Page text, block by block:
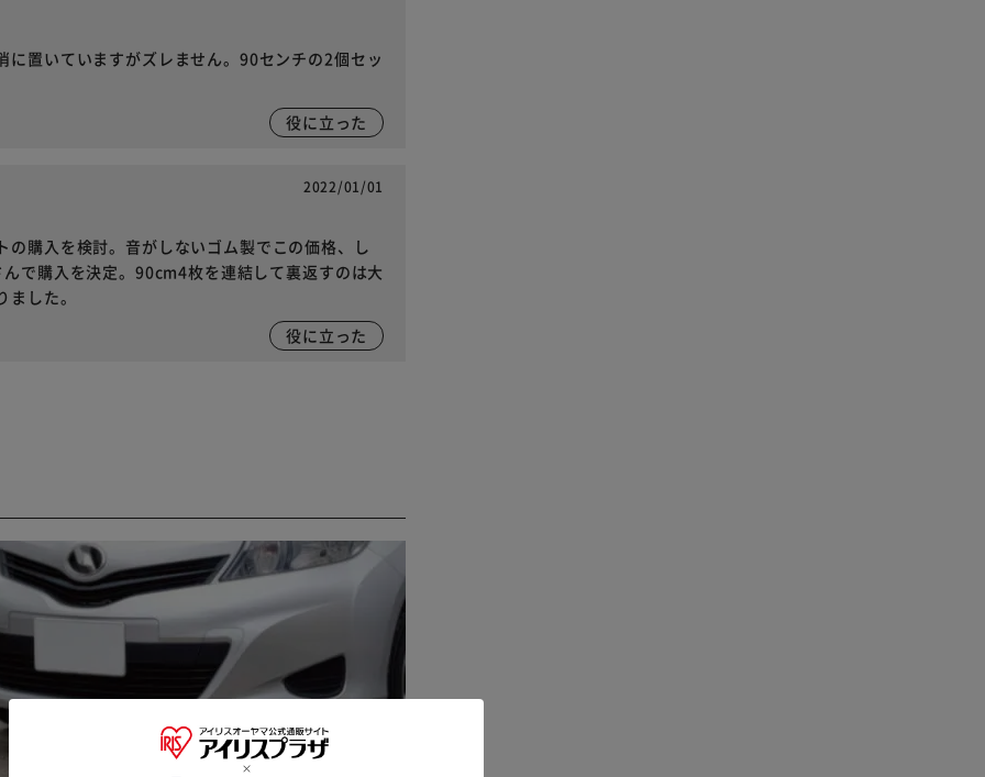
置いていますがズレません。90センチの2個セッ
役に立った
2022/01/01
購入を検討。音がしないゴム製でこの価格、し
で購入を決定。90cm4枚を連結して裏返すのは大
した。
役に立った